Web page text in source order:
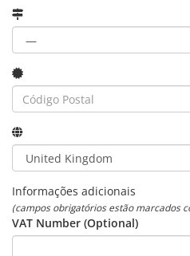
Informações adicionais
(campos obrigatórios estão marcados
VAT Number (Optional)